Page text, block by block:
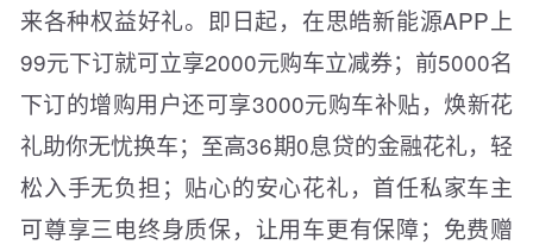
来各种权益好礼。即日起，在思皓新能源APP上
99元下订就可立享2000元购车立减券；前5000名
下订的增购用户还可享3000元购车补贴，焕新花
礼助你无忧换车；至高36期0息贷的金融花礼，轻
松入手无负担；贴心的安心花礼，首任私家车主
可尊享三电终身质保，让用车更有保障；免费赠